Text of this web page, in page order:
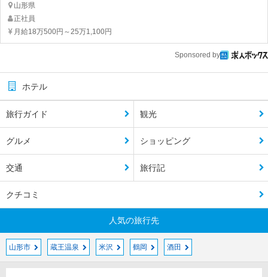
山形県
正社員
月給18万500円～25万1,100円
Sponsored by
ホテル
旅行ガイド 観光
グルメ ショッピング
交通 旅行記
クチコミ
人気の旅行先
山形市 蔵王温泉 米沢 鶴岡 酒田